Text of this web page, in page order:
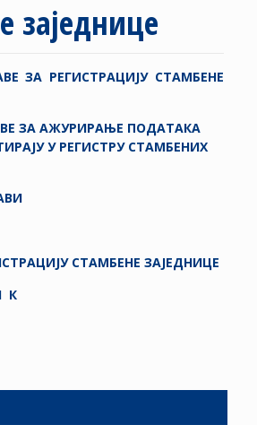
заједнице
ЗА РЕГИСТРАЦИЈУ СТАМБЕНЕ
ЗА АЖУРИРАЊЕ ПОДАТАКА
У РЕГИСТРУ СТАМБЕНИХ
СТАМБЕНЕ ЗАЈЕДНИЦЕ
К